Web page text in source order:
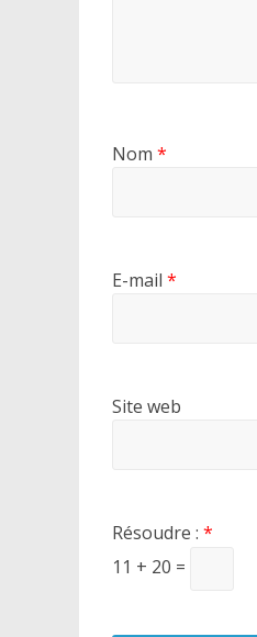
Nom *
E-mail *
Site web
Résoudre : *
11 + 20 =